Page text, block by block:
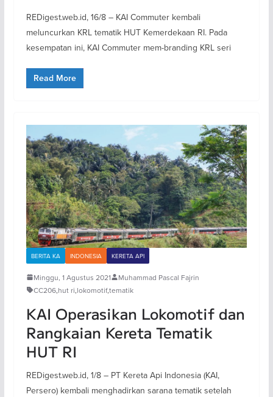
REDigest.web.id, 16/8 – KAI Commuter kembali
meluncurkan KRL tematik HUT Kemerdekaan RI. Pada
kesempatan ini, KAI Commuter mem-branding KRL seri
Read More
BERITA KA INDONESIA KERETA API
Minggu, 1 Agustus 2021
Muhammad Pascal Fajrin
CC206,hut ri,lokomotif,tematik
KAI Operasikan Lokomotif dan
Rangkaian Kereta Tematik
HUT RI
REDigest.web.id, 1/8 – PT Kereta Api Indonesia (KAI,
Persero) kembali menghadirkan sarana tematik setelah